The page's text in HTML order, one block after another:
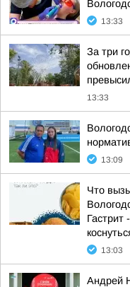
13:33
За три
13:33
13:09
Что
Гастрит
13:03
Андрей